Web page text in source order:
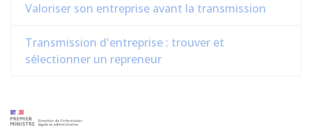
Valoriser son entreprise avant la transmission
Transmission d'entreprise : trouver et
sélectionner un repreneur